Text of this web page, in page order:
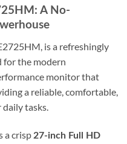
A No-
is a refreshingly
for the modern
monitor that
a reliable, comfortable,
tasks.
a crisp 27-inch Full HD